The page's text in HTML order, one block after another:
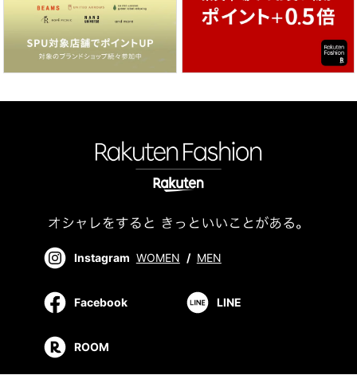
Instagram WOMEN / MEN
Facebook LINE
ROOM